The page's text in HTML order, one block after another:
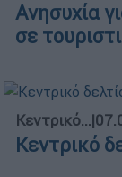
Ανησυχία
σε
Κεντρικό...|
Κεντρικό